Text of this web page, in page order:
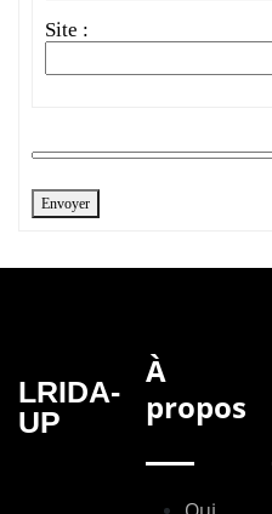
Site :
Envoyer
LRIDA-
UP
À
propos